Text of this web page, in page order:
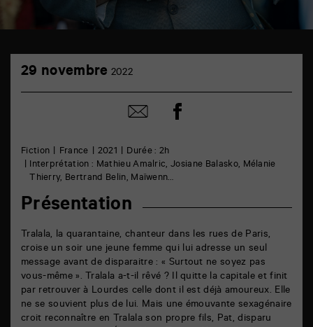
Castille
PoitiersFiction France 2021
Durée : 2h
Interprétation : Mathieu Amalric, Josiane Balasko, Mélanie
Thierry, Bertrand Belin, Maïwenn…
Présentation
Tralala, la quarantaine, chanteur dans les rues de Paris,
croise un soir une jeune femme qui lui adresse un seul
message avant de disparaitre : « Surtout ne soyez pas
vous-même ». Tralala a-t-il rêvé ? Il quitte la capitale et finit
par retrouver à Lourdes celle dont il est déjà amoureux. Elle
ne se souvient plus de lui. Mais une émouvante sexagénaire
croit reconnaître en Tralala son propre fils, Pat, disparu
29 novembre 202229
Partager
par
Partager
sur